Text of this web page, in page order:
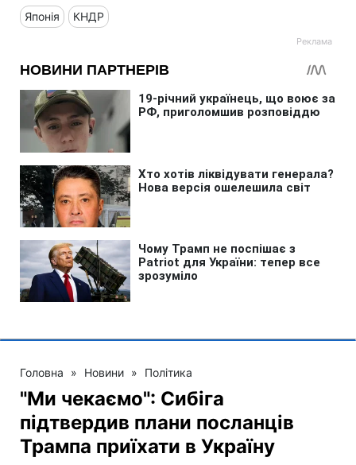
Японія КНДР
Головна » Новини » Політика
"Ми чекаємо": Сибіга
підтвердив плани посланців
Трампа приїхати в Україну